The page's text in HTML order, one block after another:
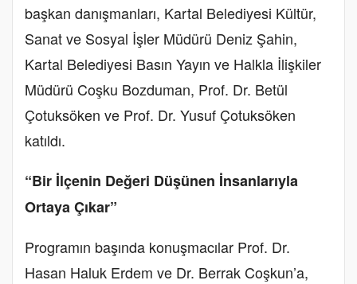
başkan danışmanları, Kartal Belediyesi Kültür,
Sanat ve Sosyal İşler Müdürü Deniz Şahin,
Kartal Belediyesi Basın Yayın ve Halkla İlişkiler
Müdürü Coşku Bozduman, Prof. Dr. Betül
Çotuksöken ve Prof. Dr. Yusuf Çotuksöken
katıldı.
“Bir İlçenin Değeri Düşünen İnsanlarıyla
Ortaya Çıkar”
Programın başında konuşmacılar Prof. Dr.
Hasan Haluk Erdem ve Dr. Berrak Coşkun’a,